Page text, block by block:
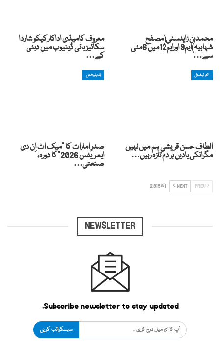
محمدبن زایدسٹی(مصفح
شہابیہ)ایم9 اورایم12میں 6مئی
سے…
معروف کامیڈی اداکارکیکو شاردا
سکائیز بائی ڈینیوب میں دبئی
کے…
انٹرنیشنل
الطاف حسن قریشی ہم میں نہیں
مگرانکی یادیں ہر دم تازہ رہیں…
انٹرنیشنل
صدرِ امارات کا “میک اٹ اِن دی
ایمریٹس 2026” کا دورہ،
صنعتی…
NEXT 1 کا 2,815
NEWSLETTER
Subscribe newsletter to stay updated.
سبسکرائب کریں